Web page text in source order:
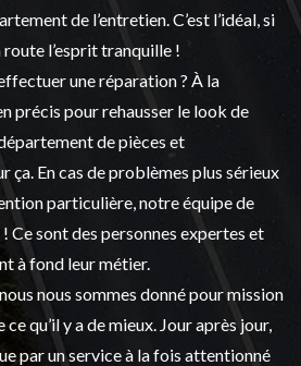
de l’entretien . C’est l’idéal, si
route l’esprit tranquille !
une réparation ? À la
précis pour rehausser le look de
depièces et
ça. En cas de problèmes plus sérieux
particulière, notre équipe de
! Ce sont des personnes expertes et
à fond leur métier.
nous sommes donné pour mission
qu’il y a de mieux. Jour après jour,
par un service à la fois attentionné